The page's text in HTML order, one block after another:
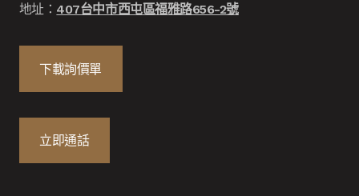
地址： 407台中市西屯區福雅路656-2號
下載詢價單
立即通話